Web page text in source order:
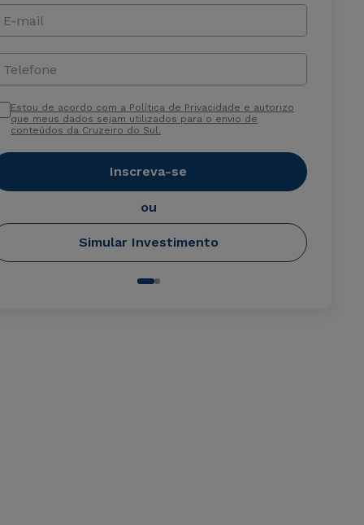
E-mail
Telefone
Estou de acordo com a Política de Privacidade e autorizo
que meus dados sejam utilizados para o envio de
conteúdos da Cruzeiro do Sul.
Inscreva-se
ou
Simular Investimento